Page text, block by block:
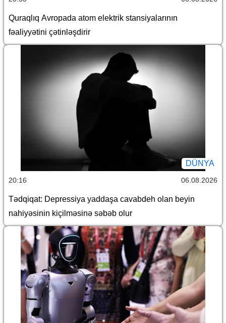
Quraqlıq Avropada atom elektrik stansiyalarının
fəaliyyətini çətinləşdirir
DÜNYA
20:16 06.08.2026
Tədqiqat: Depressiya yaddaşa cavabdeh olan beyin
nahiyəsinin kiçilməsinə səbəb olur